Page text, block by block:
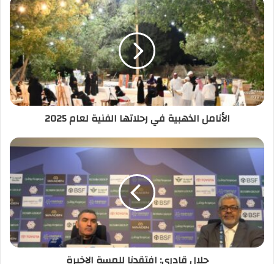
الأنامل الذهبية في رحلاتها الفنية لعام 2025